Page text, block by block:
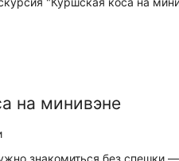
на минивэне
знакомиться без спешки